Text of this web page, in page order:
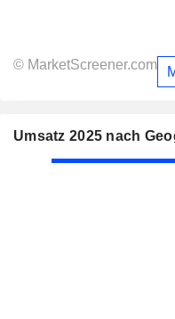
© MarketScreener.com
Umsatz 2025 nach